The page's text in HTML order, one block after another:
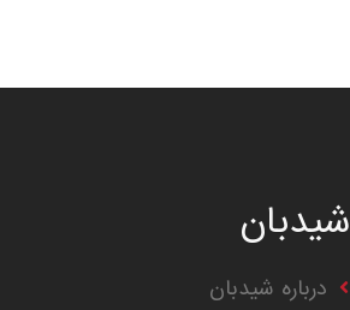
شیدبان
درباره شیدبان